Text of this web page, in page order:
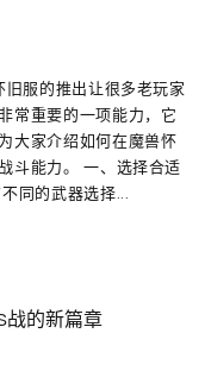
服的推出让很多老玩家
常重要的一项能力，它
大家介绍如何在魔兽怀
斗能力。 一、选择合适
同的武器选择...
战的新篇章